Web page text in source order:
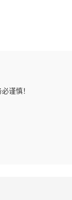
谨慎！